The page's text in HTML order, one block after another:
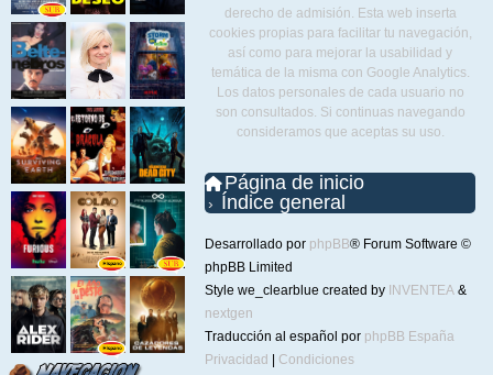
derecho de admisión. Esta web inserta
cookies propias para facilitar tu navegación,
así como para mejorar la usabilidad y
temática de la misma con Google Analytics.
Los datos personales de cada usuario no
son consultados. Si continuas navegando
consideramos que aceptas su uso.
Página de inicio
Índice general
Desarrollado por phpBB® Forum Software ©
phpBB Limited
Style we_clearblue created by INVENTEA &
nextgen
Traducción al español por phpBB España
Privacidad
Condiciones